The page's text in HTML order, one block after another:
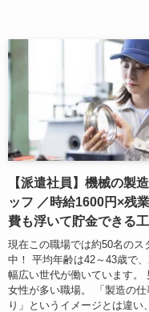
【派遣社員】機械の製
ッフ ／時給1600円×残
費も浮いて貯金できる
現在この職場では約50名のス
中！ 平均年齢は42～43歳で
幅広い世代が働いています。
女性が多い職場。 「製造の
り」というイメージとは違い